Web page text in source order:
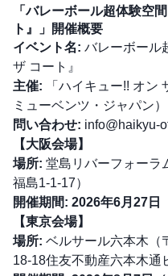
「バレーボール超体験空
ト』」開催概要
イベント名: バレーボール
ザ コート』
主催: 「ハイキュー!! オン
ミューベンツ・ジャパン）
問い合わせ: info@haikyu-
【大阪会場】
場所: 堂島リバーフォーラ
福島1-1-17）
開催期間: 2026年6月27日
【東京会場】
場所: ベルサール六本木（
18-18住友不動産六本木通